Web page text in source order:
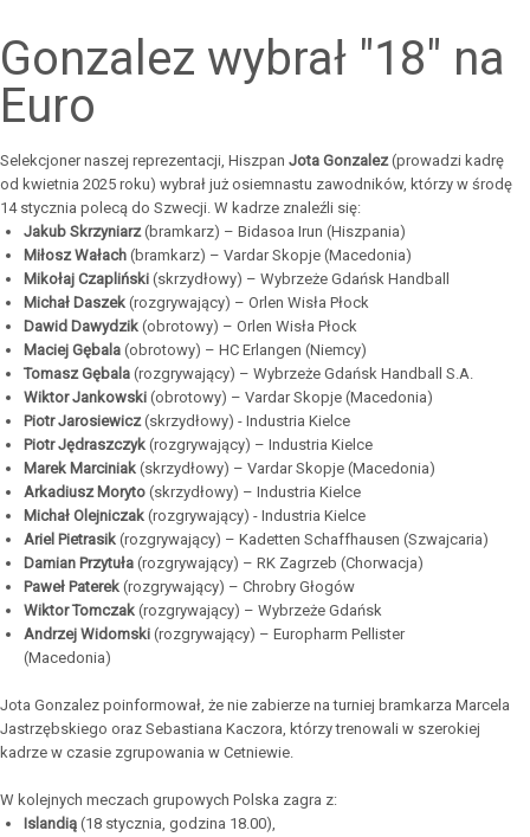
Gonzalez wybrał "18" na
Euro
Selekcjoner naszej reprezentacji, Hiszpan Jota Gonzalez(prowadzi kadrę
od kwietnia 2025 roku) wybrał już osiemnastu zawodników, którzy w środę
14 stycznia polecą do Szwecji. W kadrze znaleźli się:
Jakub Skrzyniarz(bramkarz) – Bidasoa Irun (Hiszpania)
Miłosz Wałach (bramkarz) – Vardar Skopje (Macedonia)
Mikołaj Czapliński (skrzydłowy) – Wybrzeże Gdańsk Handball
Michał Daszek (rozgrywający) – Orlen Wisła Płock
Dawid Dawydzik (obrotowy) – Orlen Wisła Płock
Maciej Gębala (obrotowy) – HC Erlangen (Niemcy)
Tomasz Gębala (rozgrywający) – Wybrzeże Gdańsk Handball S.A.
Wiktor Jankowski (obrotowy) – Vardar Skopje (Macedonia)
Piotr Jarosiewicz(skrzydłowy) - Industria Kielce
Piotr Jędraszczyk (rozgrywający) – Industria Kielce
Marek Marciniak (skrzydłowy) – Vardar Skopje (Macedonia)
Arkadiusz Moryto (skrzydłowy) – Industria Kielce
Michał Olejniczak (rozgrywający) - Industria Kielce
Ariel Pietrasik (rozgrywający) – Kadetten Schaffhausen (Szwajcaria)
Damian Przytuła (rozgrywający) – RK Zagrzeb (Chorwacja)
Paweł Paterek (rozgrywający) – Chrobry Głogów
Wiktor Tomczak (rozgrywający) – Wybrzeże Gdańsk
Andrzej Widomski (rozgrywający) – Europharm Pellister
(Macedonia)
Jota Gonzalez poinformował, że nie zabierze na turniej bramkarza Marcela
Jastrzębskiego oraz Sebastiana Kaczora, którzy trenowali w szerokiej
kadrze w czasie zgrupowania w Cetniewie.
W kolejnych meczach grupowych Polska zagra z:
Islandią (18 stycznia, godzina 18.00),